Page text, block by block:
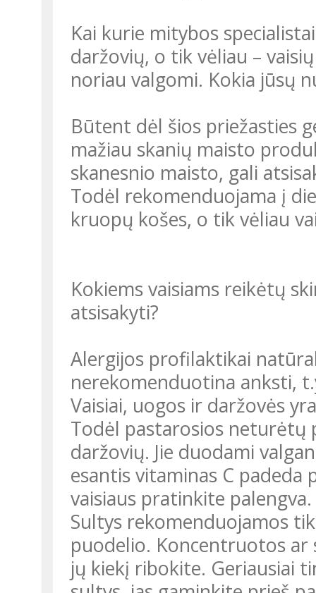
Kai kurie mitybos
daržovių, o tik vėliau –
noriau valgomi. Kokia jūsų
Būtent dėl šios priežasties
mažiau skanių maisto
skanesnio maisto, gali
Todėl rekomenduojama į
kruopų košes, o tik vėliau
Kokiems vaisiams reikėtų
atsisakyti?
Alergijos profilaktikai
nerekomenduotina anksti,
Vaisiai, uogos ir daržovės
Todėl pastarosios neturėtų
daržovių. Jie duodami
esantis vitaminas C padeda
vaisiaus pratinkite palengva.
Sultys rekomenduojamos
puodelio. Koncentruotos
jų kiekį ribokite. Geriausiai